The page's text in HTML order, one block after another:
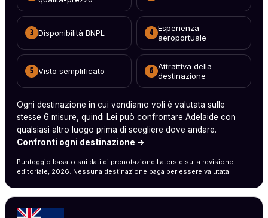
3 Disponibilità BNPL 4
Esperienza
aeroportuale
5 Visto semplificato 6
Attrattiva della
destinazione
Ogni destinazione in cui vendiamo voli è valutata sulle
stesse 6 misure, quindi Lei può confrontare Adelaide con
qualsiasi altro luogo prima di scegliere dove andare.
Confronti ogni destinazione →
Punteggio basato sui dati di prenotazione Laters e sulla revisione
editoriale, 2026. Nessuna destinazione paga per essere valutata.